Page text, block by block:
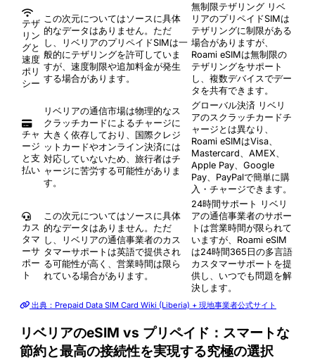
テザ
リン
グと
速度
ポリ
シー
この次元についてはソースに具体
的なデータはありません。ただ
し、リベリアのプリペイドSIMは一
般的にテザリングを許可していま
すが、速度制限や追加料金が発生
する場合があります。
無制限テザリング リベ
リアのプリペイドSIMは
テザリングに制限がある
場合がありますが、
Roami eSIMは無制限の
テザリングをサポート
し、複数デバイスでデー
タを共有できます。
チャ
ージ
と支
払い
リベリアの通信市場は物理的なス
クラッチカードによるチャージに
大きく依存しており、国際クレジ
ットカードやオンライン決済には
対応していないため、旅行者はチ
ャージに苦労する可能性がありま
す。
グローバル決済 リベリ
アのスクラッチカードチ
ャージとは異なり、
Roami eSIMはVisa、
Mastercard、AMEX、
Apple Pay、Google
Pay、PayPalで簡単に購
入・チャージできます。
カス
タマ
ーサ
ポー
ト
この次元についてはソースに具体
的なデータはありません。ただ
し、リベリアの通信事業者のカス
タマーサポートは英語で提供され
る可能性が高く、営業時間は限ら
れている場合があります。
24時間サポート
リベリ
アの通信事業者のサポー
トは営業時間が限られて
いますが、Roami eSIM
は24時間365日の多言語
カスタマーサポートを提
供し、いつでも問題を解
決します。
出典：Prepaid Data SIM Card Wiki (Liberia) + 現地事業者公式サイト
リベリアのeSIM vs プリペイド：スマートな
節約と最高の接続性を実現する究極の選択